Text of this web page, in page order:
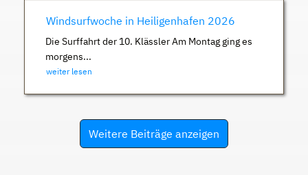
Windsurfwoche in Heiligenhafen 2026
Die Surffahrt der 10. Klässler Am Montag ging es
morgens...
weiter lesen
Weitere Beiträge anzeigen